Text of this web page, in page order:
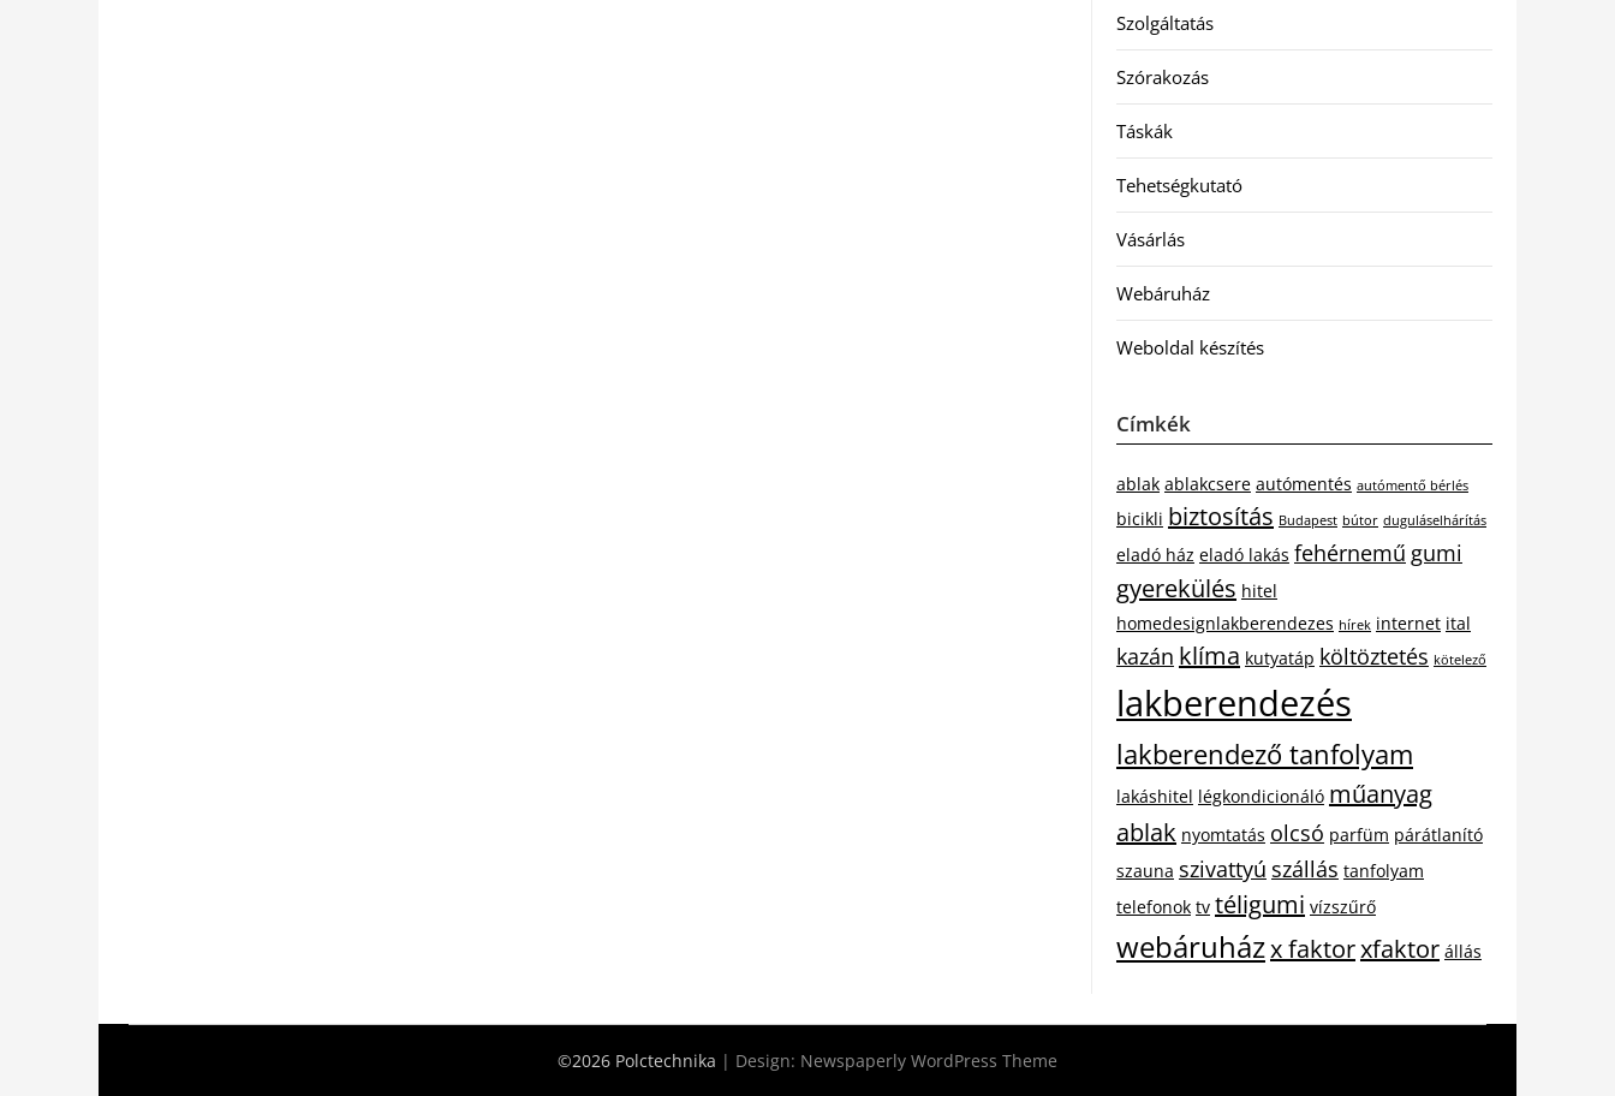
Szolgáltatás
Szórakozás
Táskák
Tehetségkutató
Vásárlás
Webáruház
Weboldal készítés
Címkék
ablak ablakcsere autómentés autómentő bérlés
bicikli biztosítás Budapest bútor duguláselhárítás
eladó ház eladó lakás fehérnemű gumi
gyerekülés hitel
homedesignlakberendezes hírek internet ital
kazán klíma kutyatáp költöztetés kötelező
lakberendezés
lakberendező tanfolyam
lakáshitel légkondicionáló műanyag
ablak nyomtatás olcsó parfüm párátlanító
szauna szivattyú szállás tanfolyam
telefonok tv téligumi vízszűrő
webáruházx faktorxfaktor állás
©2026 Polctechnika | Design: Newspaperly WordPress Theme